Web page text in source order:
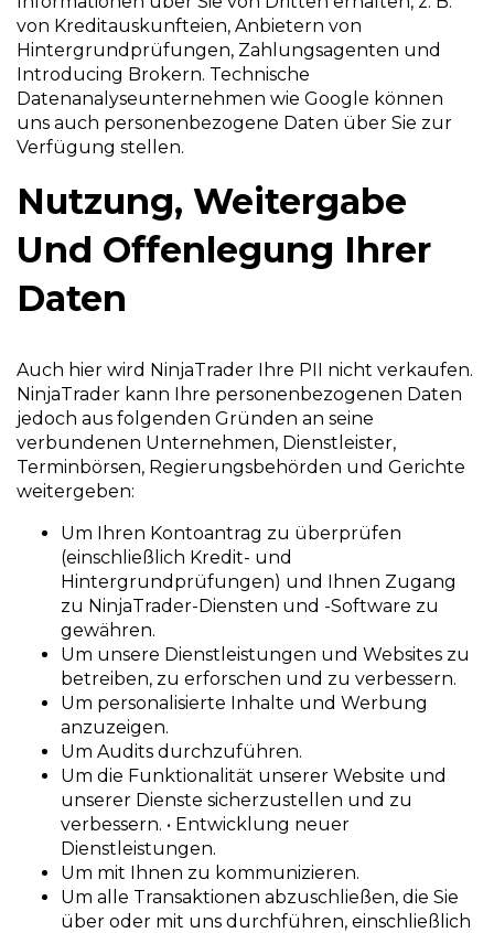
von Kreditauskunfteien, Anbietern von
Hintergrundprüfungen, Zahlungsagenten und
Introducing Brokern. Technische
Datenanalyseunternehmen wie Google können
uns auch personenbezogene Daten über Sie zur
Verfügung stellen.
Nutzung, Weitergabe
Und Offenlegung Ihrer
Daten
Auch hier wird NinjaTrader Ihre PII nicht verkaufen.
NinjaTrader kann Ihre personenbezogenen Daten
jedoch aus folgenden Gründen an seine
verbundenen Unternehmen, Dienstleister,
Terminbörsen, Regierungsbehörden und Gerichte
weitergeben:
Um Ihren Kontoantrag zu überprüfen
(einschließlich Kredit- und
Hintergrundprüfungen) und Ihnen Zugang
zu NinjaTrader-Diensten und -Software zu
gewähren.
Um unsere Dienstleistungen und Websites zu
betreiben, zu erforschen und zu verbessern.
Um personalisierte Inhalte und Werbung
anzuzeigen.
Um Audits durchzuführen.
Um die Funktionalität unserer Website und
unserer Dienste sicherzustellen und zu
verbessern. • Entwicklung neuer
Dienstleistungen.
Um mit Ihnen zu kommunizieren.
Um alle Transaktionen abzuschließen, die Sie
über oder mit uns durchführen, einschließlich